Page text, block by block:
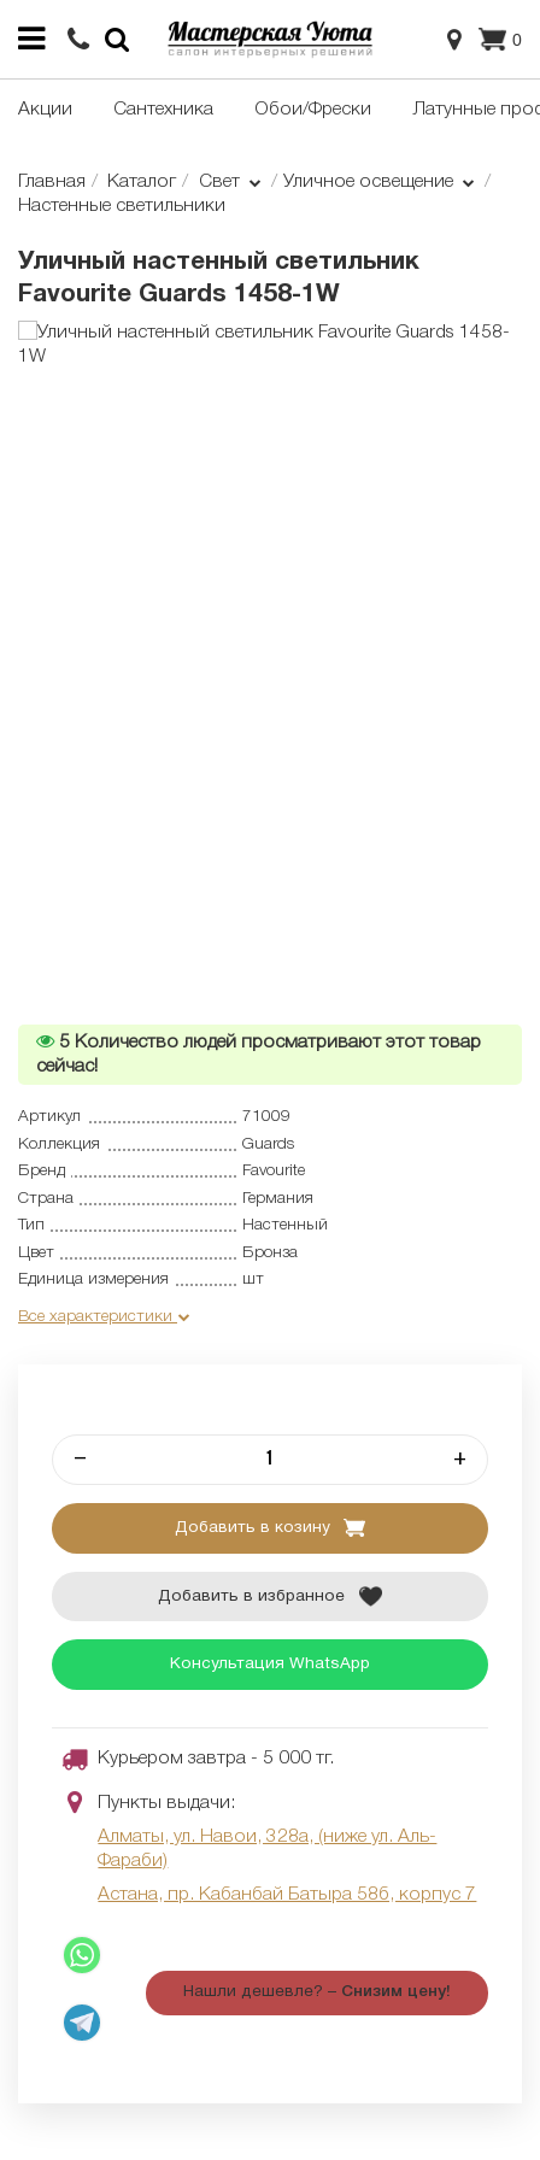
0
Акции Сантехника Обои/Фрески Латунные
Главная Каталог Свет
Уличное освещение
Настенные светильники
Уличный настенный светильник
Favourite Guards 1458-1W
5 Количество людей просматривают этот товар
сейчас!
Артикул
71009
Коллекция
Guards
Бренд
Favourite
Страна
Германия
Тип
Настенный
Цвет
Бронза
Единица измерения
шт
Все характеристики
– +
Добавить в козину
Добавить в избранное
Консультация WhatsApp
Курьером завтра - 5 000 тг.
Пункты выдачи:
Алматы, ул. Навои, 328а, (ниже ул. Аль-
Фараби)
Астана, пр. Кабанбай Батыра 58б, корпус 7
Нашли дешевле? – Снизим цену!